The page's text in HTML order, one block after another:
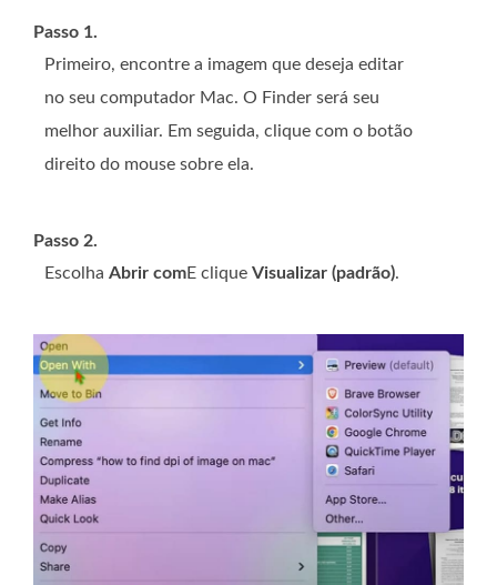
Passo 1.
Primeiro, encontre a imagem que deseja editar
no seu computador Mac. O Finder será seu
melhor auxiliar. Em seguida, clique com o botão
direito do mouse sobre ela.
Passo 2.
Escolha Abrir comE clique Visualizar (padrão).